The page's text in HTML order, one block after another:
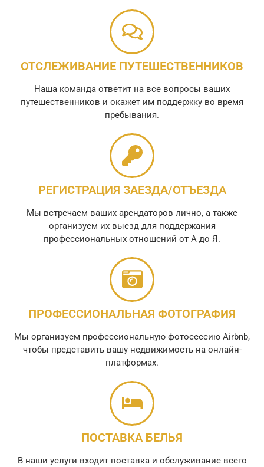
ОТСЛЕЖИВАНИЕ ПУТЕШЕСТВЕННИКОВ
Наша команда ответит на все вопросы ваших
путешественников и окажет им поддержку во время
пребывания.
РЕГИСТРАЦИЯ ЗАЕЗДА/ОТЪЕЗДА
Мы встречаем ваших арендаторов лично, а также
организуем их выезд для поддержания
профессиональных отношений от А до Я.
ПРОФЕССИОНАЛЬНАЯ ФОТОГРАФИЯ
Мы организуем профессиональную фотосессию Airbnb,
чтобы представить вашу недвижимость на онлайн-
платформах.
ПОСТАВКА БЕЛЬЯ
В наши услуги входит поставка и обслуживание всего